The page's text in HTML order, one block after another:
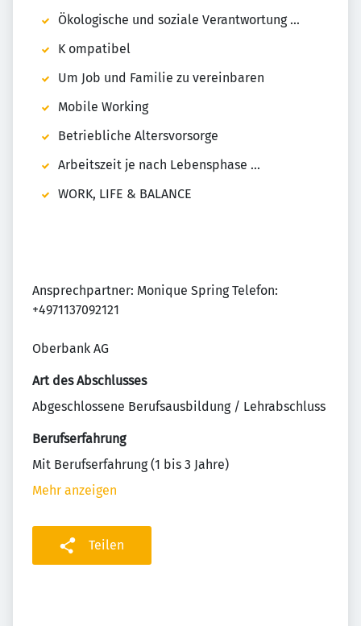
Ökologische und soziale Verantwortung ...
K ompatibel
Um Job und Familie zu vereinbaren
Mobile Working
Betriebliche Altersvorsorge
Arbeitszeit je nach Lebensphase ...
WORK, LIFE & BALANCE
Ansprechpartner: Monique Spring Telefon:
+4971137092121
Oberbank AG
Art des Abschlusses
Abgeschlossene Berufsausbildung / Lehrabschluss
Berufserfahrung
Mit Berufserfahrung (1 bis 3 Jahre)
Mehr anzeigen
Teilen